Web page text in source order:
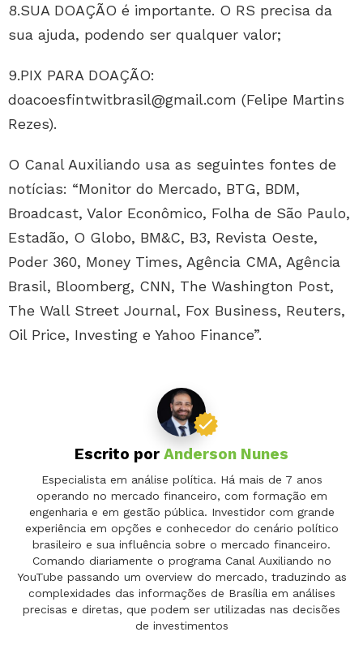
8.SUA DOAÇÃO é importante. O RS precisa da
sua ajuda, podendo ser qualquer valor;
9.PIX PARA DOAÇÃO:
doacoesfintwitbrasil@gmail.com (Felipe Martins
Rezes).
O Canal Auxiliando usa as seguintes fontes de
notícias: “Monitor do Mercado, BTG, BDM,
Broadcast, Valor Econômico, Folha de São Paulo,
Estadão, O Globo, BM&C, B3, Revista Oeste,
Poder 360, Money Times, Agência CMA, Agência
Brasil, Bloomberg, CNN, The Washington Post,
The Wall Street Journal, Fox Business, Reuters,
Oil Price, Investing e Yahoo Finance”.
Escrito por Anderson Nunes
Especialista em análise política. Há mais de 7 anos
operando no mercado financeiro, com formação em
engenharia e em gestão pública. Investidor com grande
experiência em opções e conhecedor do cenário político
brasileiro e sua influência sobre o mercado financeiro.
Comando diariamente o programa Canal Auxiliando no
YouTube passando um overview do mercado, traduzindo as
complexidades das informações de Brasília em análises
precisas e diretas, que podem ser utilizadas nas decisões
de investimentos